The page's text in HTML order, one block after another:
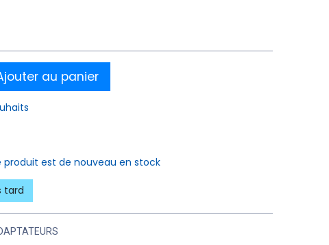
au panier
produit est de nouveau en stock
tard